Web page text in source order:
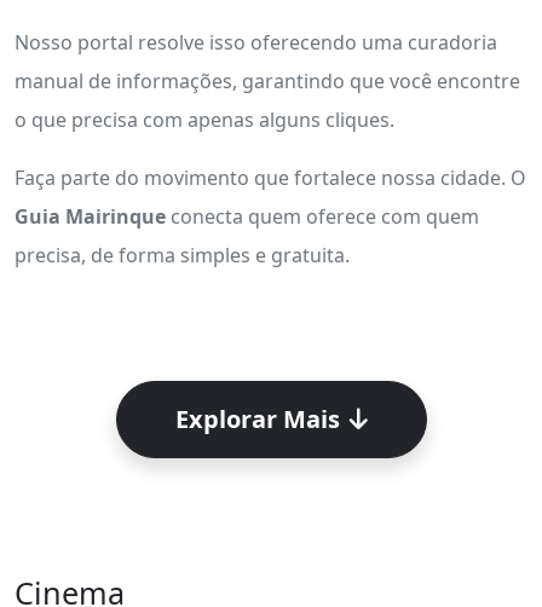
Nosso portal resolve isso oferecendo uma curadoria
manual de informações, garantindo que você encontre
o que precisa com apenas alguns cliques.
Faça parte do movimento que fortalece nossa cidade. O
Guia Mairinque conecta quem oferece com quem
precisa, de forma simples e gratuita.
Explorar Mais
Cinema